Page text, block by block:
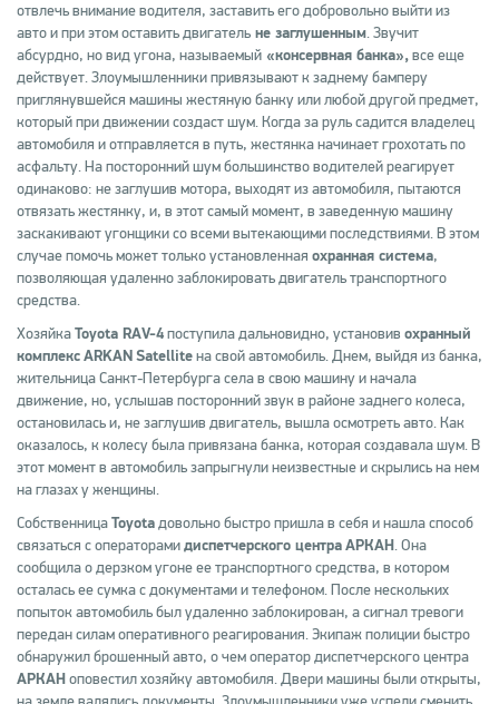
отвлечь внимание водителя, заставить его добровольно выйти из
авто и при этом оставить двигатель не заглушенным. Звучит
абсурдно, но вид угона, называемый «консервная банка»,все еще
действует. Злоумышленники привязывают к заднему бамперу
приглянувшейся машины жестяную банку или любой другой предмет,
который при движении создаст шум. Когда за руль садится владелец
автомобиля и отправляется в путь, жестянка начинает грохотать по
асфальту. На посторонний шум большинство водителей реагирует
одинаково: не заглушив мотора, выходят из автомобиля, пытаются
отвязать жестянку, и, в этот самый момент, в заведенную машину
заскакивают угонщики со всеми вытекающими последствиями. В этом
случае помочь может только установленная охранная система,
позволяющая удаленно заблокировать двигатель транспортного
средства.
ХозяйкаToyota RAV-4поступила дальновидно, установив охранный
комплексARKANSatelliteна свой автомобиль. Днем, выйдя из банка,
жительница Санкт-Петербурга села в свою машину и начала
движение, но, услышав посторонний звук в районе заднего колеса,
остановилась и, не заглушив двигатель, вышла осмотреть авто. Как
оказалось, к колесу была привязана банка, которая создавала шум. В
этот момент в автомобиль запрыгнули неизвестные и скрылись на нем
на глазах у женщины.
СобственницаToyotaдовольно быстро пришла в себя и нашла способ
связаться с операторамидиспетчерского центраАРКАН. Она
сообщила о дерзком угоне ее транспортного средства, в котором
осталась ее сумка с документами и телефоном. После нескольких
попыток автомобиль был удаленно заблокирован, а сигнал тревоги
передан силам оперативного реагирования. Экипаж полиции быстро
обнаружил брошенный авто, о чем оператор диспетчерского центра
АРКАНоповестил хозяйку автомобиля. Двери машины были открыты,